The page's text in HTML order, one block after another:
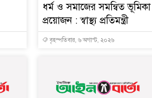
ধর্ম ও সমাজের সমন্বিত ভূমিকা
প্রয়োজন : স্বাস্থ্য প্রতিমন্ত্রী
বৃহস্পতিবার, ৬ অগাস্ট, ২০২৬